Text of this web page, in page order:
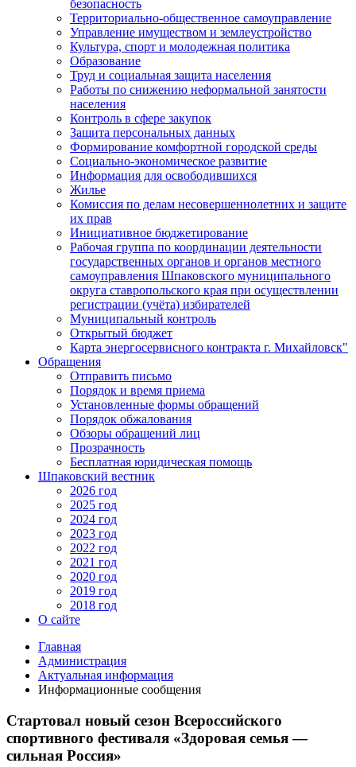
безопасность
Территориально-общественное самоуправление
Управление имуществом и землеустройство
Культура, спорт и молодежная политика
Образование
Труд и социальная защита населения
Работы по снижению неформальной занятости
населения
Контроль в сфере закупок
Защита персональных данных
Формирование комфортной городской среды
Социально-экономическое развитие
Информация для освободившихся
Жилье
Комиссия по делам несовершеннолетних и защите
их прав
Инициативное бюджетирование
Рабочая группа по координации деятельности
государственных органов и органов местного
самоуправления Шпаковского муниципального
округа ставропольского края при осуществлении
регистрации (учёта) избирателей
Муниципальный контроль
Открытый бюджет
Карта энергосервисного контракта г. Михайловск"
Обращения
Отправить письмо
Порядок и время приема
Установленные формы обращений
Порядок обжалования
Обзоры обращений лиц
Прозрачность
Бесплатная юридическая помощь
Шпаковский вестник
2026 год
2025 год
2024 год
2023 год
2022 год
2021 год
2020 год
2019 год
2018 год
О сайте
Главная
Администрация
Актуальная информация
Информационные сообщения
Стартовал новый сезон Всероссийского
спортивного фестиваля «Здоровая семья —
сильная Россия»